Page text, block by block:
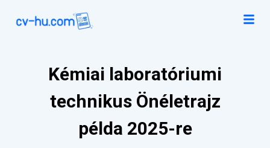
Kémiai laboratóriumi
technikus Önéletrajz
példa 2025-re